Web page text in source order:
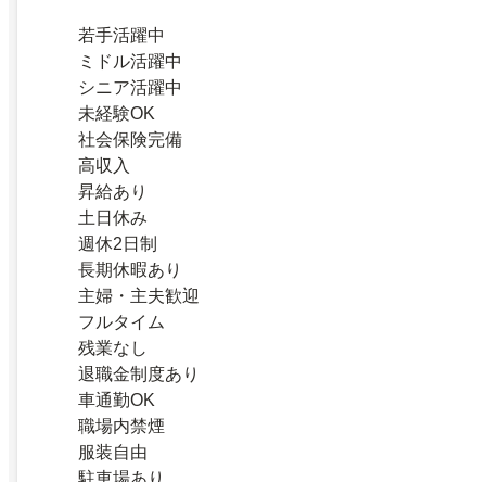
若手活躍中
ミドル活躍中
シニア活躍中
未経験OK
社会保険完備
高収入
昇給あり
土日休み
週休2日制
長期休暇あり
主婦・主夫歓迎
フルタイム
残業なし
退職金制度あり
車通勤OK
職場内禁煙
服装自由
駐車場あり